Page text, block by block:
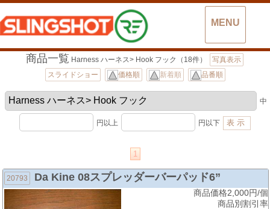
MENU
商品一覧 Harness ハーネス> Hook フック（18件）
写真表示
スライドショー
価格順 新着順 品番順
中
円以上 円以下
1
20793 Da Kine 08スプレッダーバーパッド6”
商品価格2,000円/個
商品別割引率